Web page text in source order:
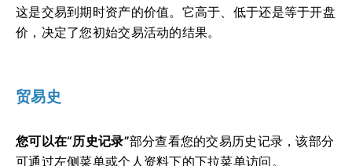
这是交易到期时资产的价值。它高于、低于还是等于开盘
价，决定了您初始交易活动的结果。
贸易史
您可以在“历史记录”部分查看您的交易历史记录 ，该部分
可通过左侧菜单或个人资料下的下拉菜单访问。